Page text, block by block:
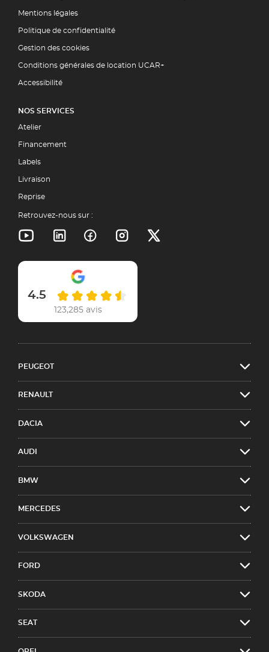
Mentions légales
Politique de confidentialité
Gestion des cookies
Conditions générales de location UCAR+
Accessibilité
NOS SERVICES
Atelier
Financement
Labels
Livraison
Reprise
Retrouvez-nous sur :
4.5
123,285 avis
PEUGEOT
RENAULT
DACIA
AUDI
BMW
MERCEDES
VOLKSWAGEN
FORD
SKODA
SEAT